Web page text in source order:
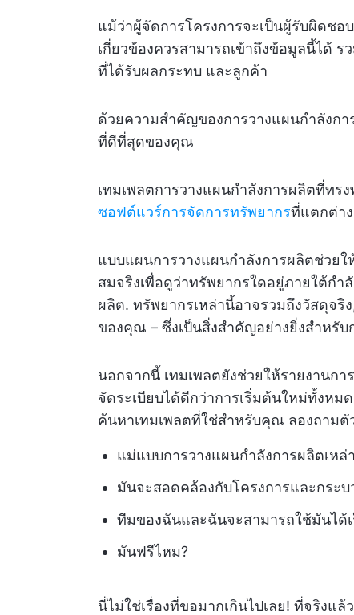
แม้ว่าผู้จัดการโครงการจะเป็นผู้รับผิดช
เกี่ยวข้องควรสามารถเข้าถึงข้อมูลนี้ได้
ที่ได้รับผลกระทบ และลูกค้า
ด้วยความสำคัญของการวางแผนกำลังกา
ที่ดีที่สุดของคุณ
เทมเพลตการวางแผนกำลังการผลิตที่ท
ซอฟต์แวร์การจัดการทรัพยากรที่แตกต่า
แบบแผนการวางแผนกำลังการผลิตช่วย
สมจริงเพื่อดูว่าทรัพยากรใดอยู่ภายใต้กำ
ผลิต. ทรัพยากรเหล่านี้อาจรวมถึงวัสดุจ
ของคุณ – ซึ่งเป็นสิ่งสำคัญอย่างยิ่งสำหรับ
นอกจากนี้ เทมเพลตยังช่วยให้รายงานก
จัดระเบียบได้ดีกว่าการเริ่มต้นใหม่ทั้งห
ค้นหาเทมเพลตที่ใช่สำหรับคุณ ลองถามตั
แม่แบบการวางแผนกำลังการผลิตเห
มันจะสอดคล้องกับโครงการและกระ
ทีมของฉันและฉันจะสามารถใช้มันได้
มันฟรีไหม?
นี่ไม่ใช่เรื่องที่ขอมากเกินไปเลย! ที่จริงแ